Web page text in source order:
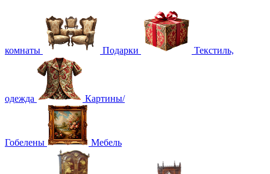
комнаты Подарки Текстиль,
одежда Картины/
Гобелены Мебель